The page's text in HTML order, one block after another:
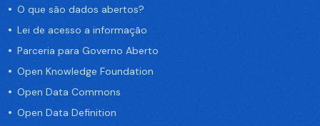
O que são dados abertos?
Lei de acesso a informação
Parceria para Governo Aberto
Open Knowledge Foundation
Open Data Commons
Open Data Definition